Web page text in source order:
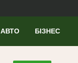
АВТО БІЗНЕС